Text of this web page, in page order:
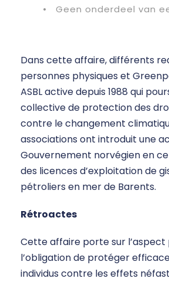
•
Geen onderdeel van
Dans cette affaire, différents
personnes physiques et
ASBL active depuis 1988 qui
collective de protection des
contre le changement
associations ont introduit une
Gouvernement norvégien en
des licences d’exploitation de
pétroliers en mer de Barents.
Rétroactes
Cette affaire porte sur
l’obligation de protéger
individus contre les effets